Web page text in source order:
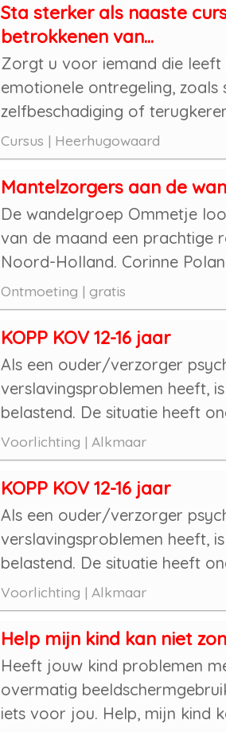
Sta sterker als naaste
betrokkenen van...
Zorgt u voor iemand die
emotionele ontregeling, zoals
zelfbeschadiging of
Cursus | Heerhugowaard
Mantelzorgers aan de
De wandelgroep Ommetje
van de maand een prachtige
Noord-Holland. Corinne
Ontmoeting | gratis
KOPP KOV 12-16 jaar
Als een ouder/verzorger
verslavingsproblemen heeft,
belastend. De situatie heeft
Voorlichting | Alkmaar
KOPP KOV 12-16 jaar
Als een ouder/verzorger
verslavingsproblemen heeft,
belastend. De situatie heeft
Voorlichting | Alkmaar
Help mijn kind kan niet
Heeft jouw kind problemen
overmatig
iets voor jou. Help, mijn kind